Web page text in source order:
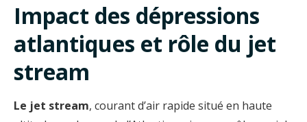
Impact des dépressions
atlantiques et rôle du jet
stream
Le jet stream, courant d’air rapide situé en haute